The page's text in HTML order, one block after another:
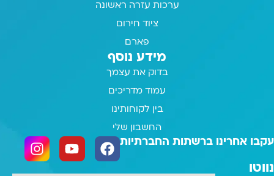
ערכות עזרה ראשונה
ציוד חירום
פארם
מידע נוסף
בדוק את עצמך
עמוד מדריכים
בין לקוחותינו
החשבון שלי
עקבו אחרינו ברשתות החברתיות
נווטו